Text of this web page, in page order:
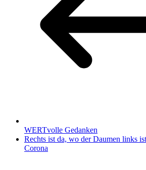
WERTvolle Gedanken
Rechts ist da, wo der Daumen links
Corona